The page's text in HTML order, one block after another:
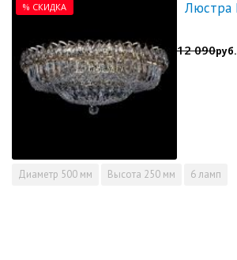
% СКИДКА
12 090руб.
Диаметр 500 мм Высота 250 мм 6 ламп